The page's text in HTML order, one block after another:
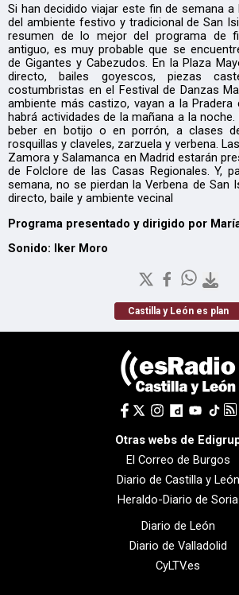
Si han decidido viajar este fin de semana
del ambiente festivo y tradicional de San
resumen de lo mejor del programa de
antiguo, es muy probable que se
de Gigantes y Cabezudos. En la Plaza
directo, bailes goyescos, piezas
costumbristas en el Festival de Danzas
ambiente más castizo, vayan a la Pradera
habrá actividades de la mañana a la
beber en botijo o en porrón, a clases
rosquillas y claveles, zarzuela y verbena.
Zamora y Salamanca en Madrid estarán
de Folclore de las Casas Regionales. Y,
semana, no se pierdan la Verbena de San
directo, baile y ambiente vecinal
Programa presentado y dirigido por
Sonido: Iker Moro
Castilla y León es plan
Otras webs de
El Correo de Burgos
Diario de Castilla y León
Heraldo-Diario de Soria
Diario de León
Diario de Valladolid
CyLTV.es